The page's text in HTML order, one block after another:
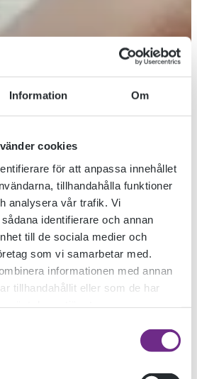
Information Om
cookies
för att anpassa innehållet
tillhandahålla funktioner
analysera vår trafik. Vi
identifierare och annan
till de sociala medier och
som vi samarbetar med.
informationen med annan
tillhandahållit eller som de har
KONST